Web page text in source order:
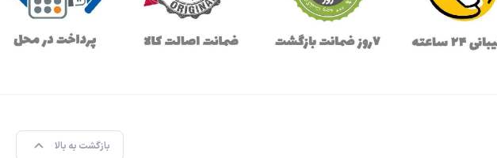
بازگشت به بالا